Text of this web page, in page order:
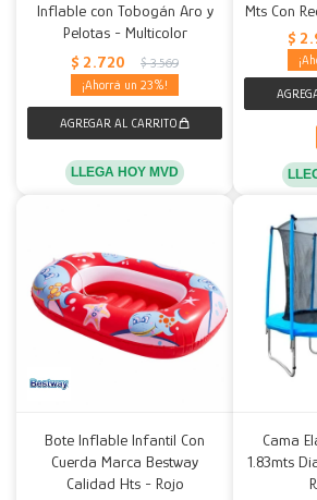
Inflable con Tobogán Aro y
Pelotas - Multicolor
$ 2.720 $ 3.569
23
LLEGA HOY MVD
Mts Con
$
Bote Inflable Infantil Con
Cuerda Marca Bestway
Calidad Hts - Rojo
Cama
1.83mts